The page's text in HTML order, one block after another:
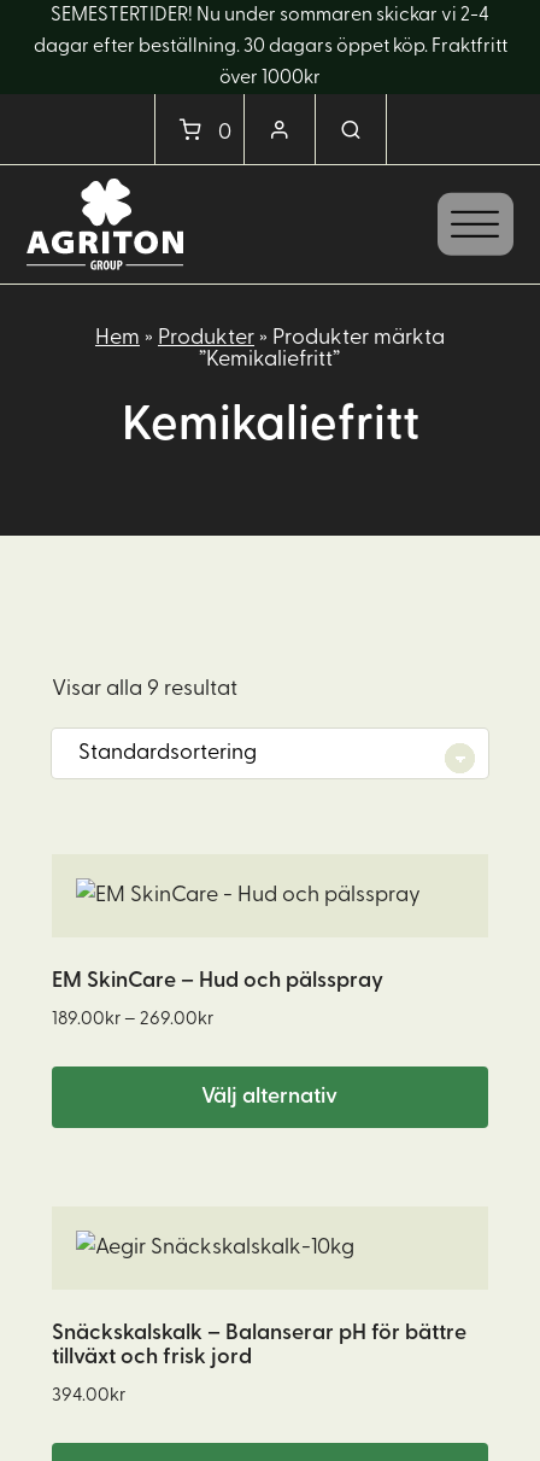
SEMESTERTIDER! Nu under sommaren skickar vi 2-4
dagar efter beställning. 30 dagars öppet köp. Fraktfritt
över 1000kr
0
Hem » Produkter» Produkter märkta
”Kemikaliefritt”
Kemikaliefritt
Visar alla 9 resultat
EM SkinCare – Hud och pälsspray
189.00kr – 269.00krPrisintervall:
269.00kr
Välj alternativ
här
har
flera
på
Snäckskalskalk – Balanserar pH för bättre
tillväxt och frisk jord
394.00kr